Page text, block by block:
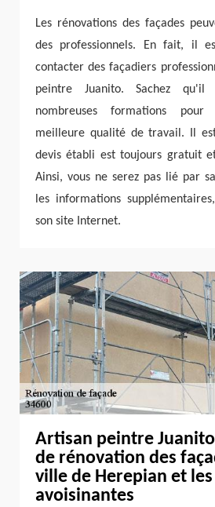
Les rénovations des façades
des professionnels. En fait, il
contacter des façadiers
peintre Juanito. Sachez
nombreuses formations pour
meilleure qualité de travail. Il
devis établi est toujours gratuit
Ainsi, vous ne serez pas lié par
les informations
son site Internet.
Artisan peintre
de rénovation des
ville de Herepian et
avoisinantes